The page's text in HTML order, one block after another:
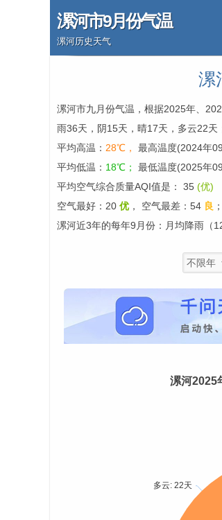
漯河市9月份气温
漯河历史天气
漯
漯河市九月份气温，根据2025年、
雨36天，阴15天，晴17天，多云22天
平均高温： 28℃， 最高温度(2024年
平均低温： 18℃； 最低温度(2025年
平均空气综合质量AQI值是： 35 (优)
空气最好：20 优， 空气最差：54 良 ；
漯河近3年的每年9月份：月均降雨（
漯河2025